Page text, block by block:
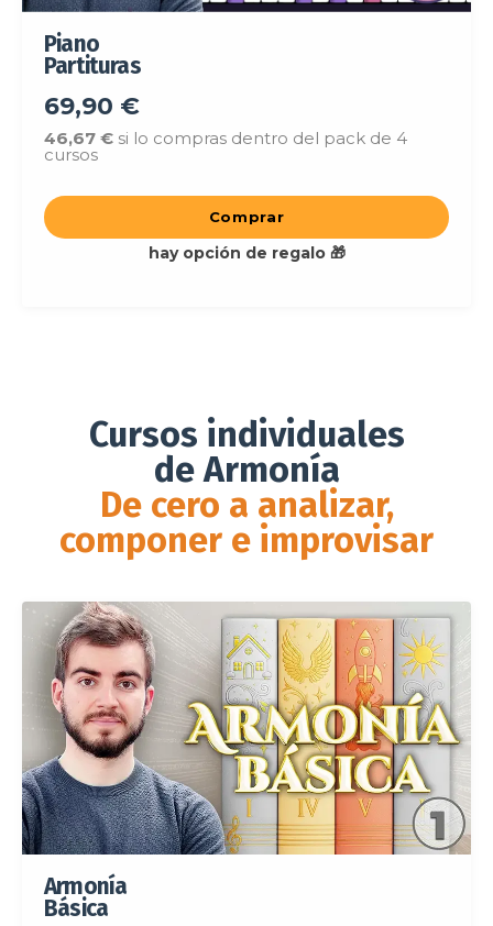
Piano
Partituras
69,90 €
46,67 € si lo compras dentro del pack de 4
cursos
Comprar
hay opción de regalo 🎁
Cursos individuales
de Armonía
De cero a analizar,
componer e improvisar
Armonía
Básica